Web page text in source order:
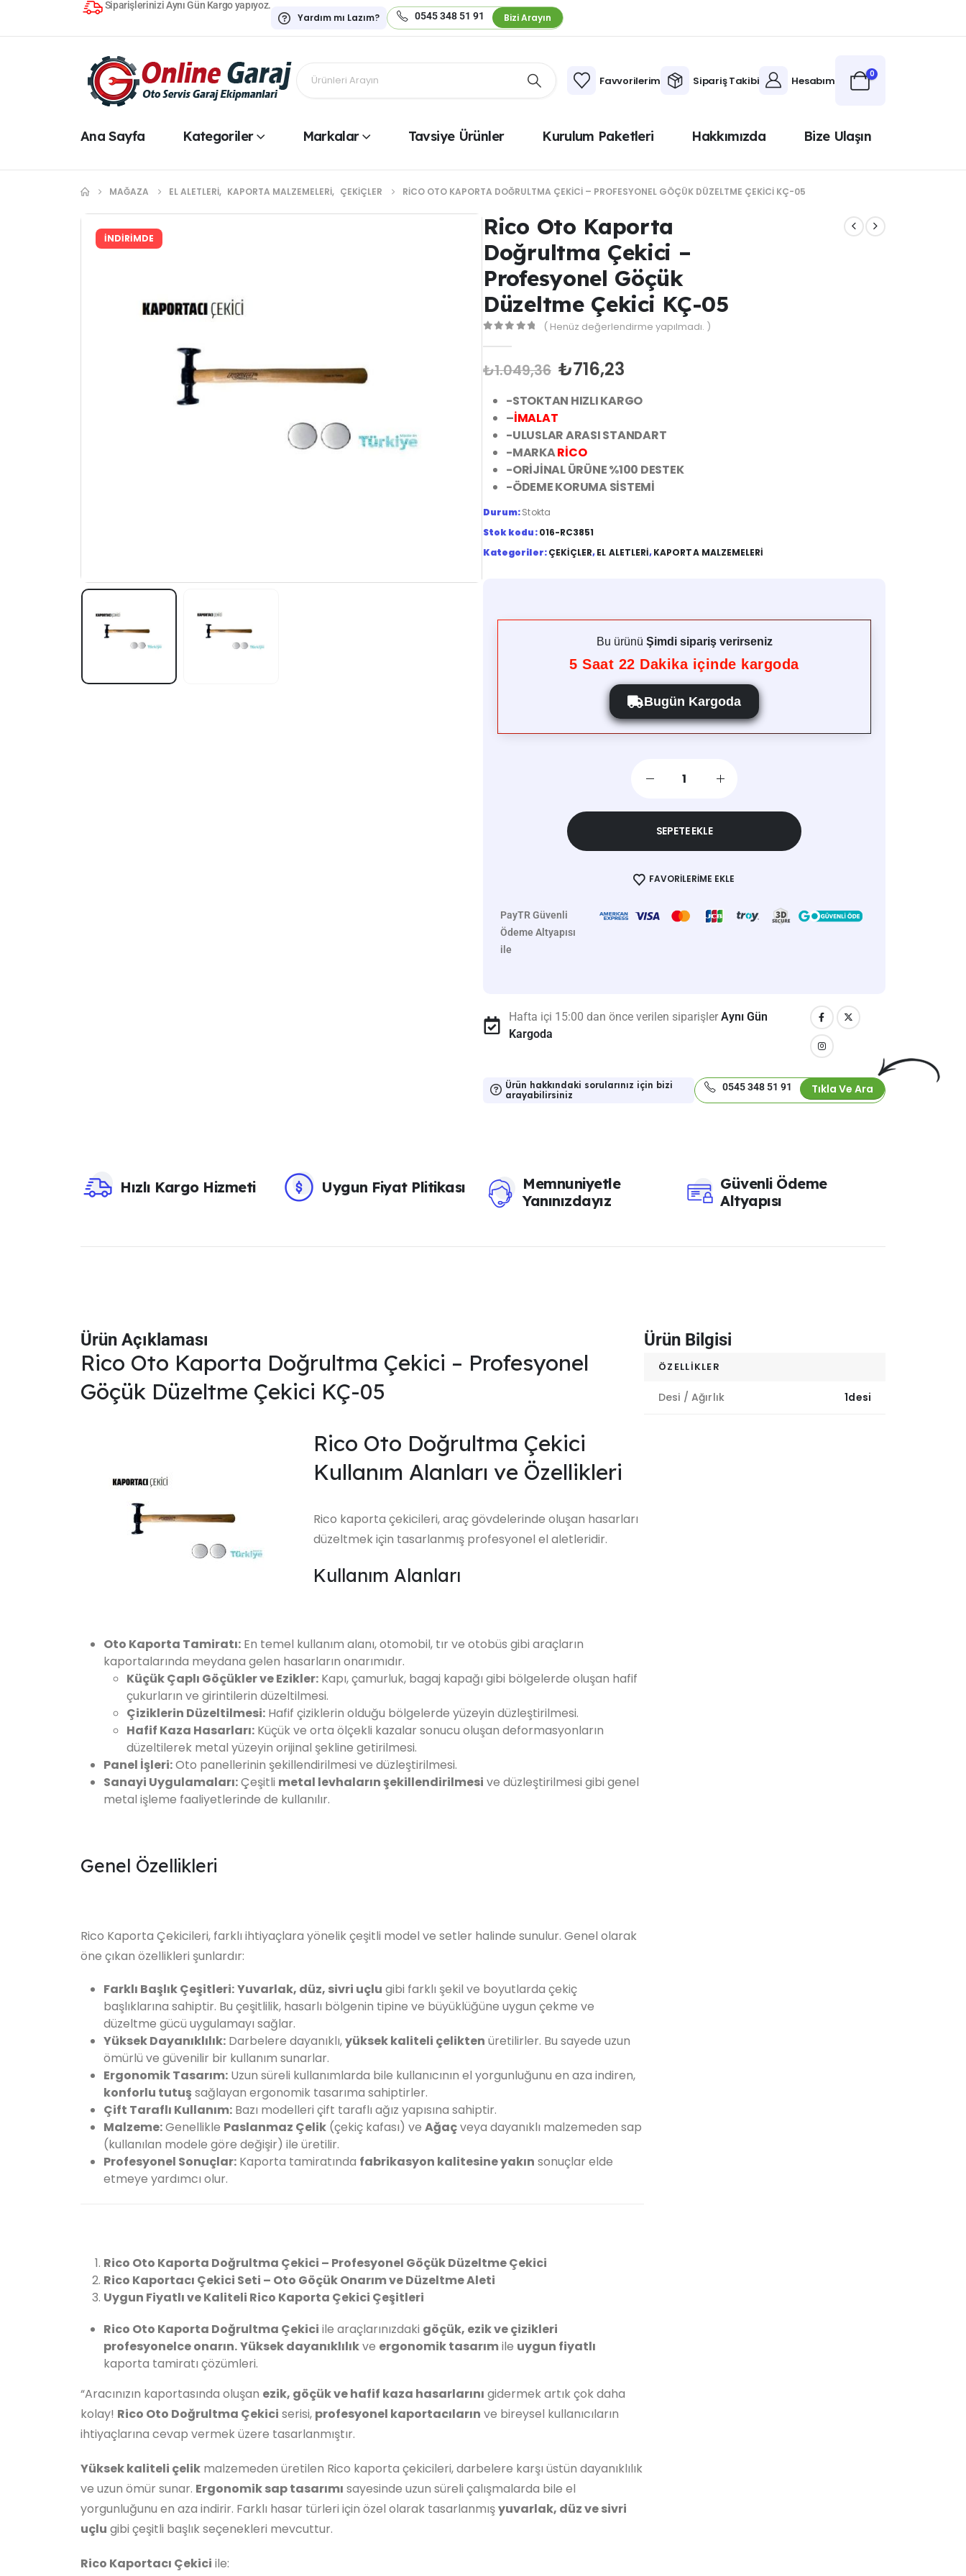
Siparişlerinizi Aynı Gün Kargo yapıyoz.
Yardım mı Lazım? 0545 348 51 91 Bizi Arayın
Favvorilerim Sipariş Takibi Hesabım 0
Ana Sayfa Kategoriler Markalar Tavsiye Ürünler Kurulum Paketleri Hakkımızda Bize Ulaşın
MAĞAZA EL ALETLERI, KAPORTA MALZEMELERI, ÇEKIÇLER RICO OTO KAPORTA DOĞRULTMA ÇEKICI – PROFESYONEL GÖÇÜK DÜZELTME ÇEKICI KÇ-05
İNDİRİMDE
Rico Oto Kaporta
Doğrultma Çekici –
Profesyonel Göçük
Düzeltme Çekici KÇ-05
( Henüz değerlendirme yapılmadı. )
₺1.049,36 ₺716,23
-STOKTAN HIZLI KARGO
–İMALAT
-ULUSLAR ARASI STANDART
-MARKARİCO
-ORİJİNAL ÜRÜNE %100 DESTEK
-ÖDEME KORUMA SİSTEMİ
Durum:Stokta
Stok kodu:016-RC3851
Kategoriler:ÇEKIÇLER,EL ALETLERI,KAPORTA MALZEMELERI
Bu ürünü Şimdi sipariş verirseniz
5 Saat 22 Dakika içinde kargoda
Bugün Kargoda
SEPETE EKLE
FAVORILERIME EKLE
PayTR Güvenli
Ödeme Altyapısı
ile
Hafta içi 15:00 dan önce verilen siparişlerAynı Gün
Kargoda
Ürün hakkındaki sorularınız için bizi
arayabilirsiniz
0545 348 51 91 Tıkla Ve Ara
Hızlı Kargo Hizmeti Uygun Fiyat Plitikası
Memnuniyetle
Yanınızdayız
Güvenli Ödeme
Altyapısı
Ürün Açıklaması
Rico Oto Kaporta Doğrultma Çekici – Profesyonel
Göçük Düzeltme Çekici KÇ-05
Rico Oto Doğrultma Çekici
Kullanım Alanları ve Özellikleri
Rico kaporta çekicileri, araç gövdelerinde oluşan hasarları
düzeltmek için tasarlanmış profesyonel el aletleridir.
Kullanım Alanları
Oto Kaporta Tamiratı: En temel kullanım alanı, otomobil, tır ve otobüs gibi araçların
kaportalarında meydana gelen hasarların onarımıdır.
Küçük Çaplı Göçükler ve Ezikler: Kapı, çamurluk, bagaj kapağı gibi bölgelerde oluşan hafif
çukurların ve girintilerin düzeltilmesi.
Çiziklerin Düzeltilmesi: Hafif çiziklerin olduğu bölgelerde yüzeyin düzleştirilmesi.
Hafif Kaza Hasarları: Küçük ve orta ölçekli kazalar sonucu oluşan deformasyonların
düzeltilerek metal yüzeyin orijinal şekline getirilmesi.
Panel İşleri:Oto panellerinin şekillendirilmesi ve düzleştirilmesi.
Sanayi Uygulamaları:Çeşitli metal levhaların şekillendirilmesi ve düzleştirilmesi gibi genel
metal işleme faaliyetlerinde de kullanılır.
Genel Özellikleri
Rico Kaporta Çekicileri, farklı ihtiyaçlara yönelik çeşitli model ve setler halinde sunulur. Genel olarak
öne çıkan özellikleri şunlardır:
Farklı Başlık Çeşitleri:Yuvarlak, düz, sivri uçlu gibi farklı şekil ve boyutlarda çekiç
başlıklarına sahiptir. Bu çeşitlilik, hasarlı bölgenin tipine ve büyüklüğüne uygun çekme ve
düzeltme gücü uygulamayı sağlar.
Yüksek Dayanıklılık: Darbelere dayanıklı,yüksek kaliteli çelikten üretilirler. Bu sayede uzun
ömürlü ve güvenilir bir kullanım sunarlar.
Ergonomik Tasarım: Uzun süreli kullanımlarda bile kullanıcının el yorgunluğunu en aza indiren,
konforlu tutuşsağlayan ergonomik tasarıma sahiptirler.
Çift Taraflı Kullanım: Bazı modelleri çift taraflı ağız yapısına sahiptir.
Malzeme:Genellikle Paslanmaz Çelik (çekiç kafası) ve Ağaçveya dayanıklı malzemeden sap
(kullanılan modele göre değişir) ile üretilir.
Profesyonel Sonuçlar: Kaporta tamiratında fabrikasyon kalitesine yakın sonuçlar elde
etmeye yardımcı olur.
Rico Oto Kaporta Doğrultma Çekici – Profesyonel Göçük Düzeltme Çekici
Rico Kaportacı Çekici Seti – Oto Göçük Onarım ve Düzeltme Aleti
Uygun Fiyatlı ve Kaliteli Rico Kaporta Çekici Çeşitleri
Rico Oto Kaporta Doğrultma Çekici ile araçlarınızdaki göçük, ezik ve çizikleri
profesyonelce onarın.Yüksek dayanıklılıkve ergonomik tasarımile uygun fiyatlı
kaporta tamiratı çözümleri.
“Aracınızın kaportasında oluşan ezik, göçük ve hafif kaza hasarlarını gidermek artık çok daha
kolay! Rico Oto Doğrultma Çekici serisi, profesyonel kaportacıların ve bireysel kullanıcıların
ihtiyaçlarına cevap vermek üzere tasarlanmıştır.
Yüksek kaliteli çelik malzemeden üretilen Rico kaporta çekicileri, darbelere karşı üstün dayanıklılık
ve uzun ömür sunar. Ergonomik sap tasarımı sayesinde uzun süreli çalışmalarda bile el
yorgunluğunu en aza indirir. Farklı hasar türleri için özel olarak tasarlanmışyuvarlak, düz ve sivri
uçlu gibi çeşitli başlık seçenekleri mevcuttur.
Rico Kaportacı Çekici ile:
Ürün Bilgisi
ÖZELLIKLER
Desi / Ağırlık 1desi